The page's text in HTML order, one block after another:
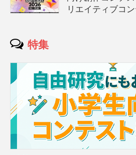
リエイティブコ
特集